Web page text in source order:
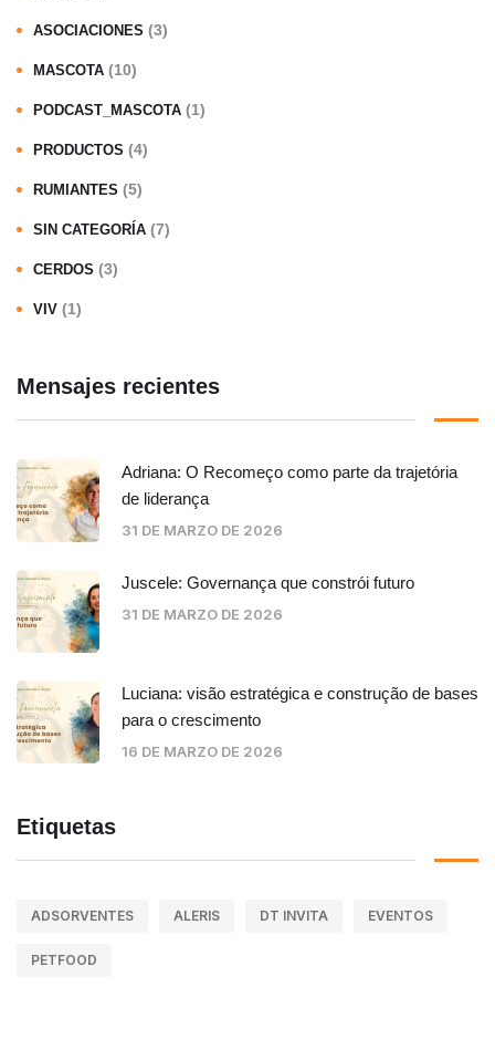
ASOCIACIONES (3)
MASCOTA (10)
PODCAST_MASCOTA (1)
PRODUCTOS (4)
RUMIANTES (5)
SIN CATEGORÍA (7)
CERDOS (3)
VIV (1)
Mensajes recientes
Adriana: O Recomeço como parte da trajetória
de liderança
31 DE MARZO DE 2026
Juscele: Governança que constrói futuro
31 DE MARZO DE 2026
Luciana: visão estratégica e construção de bases
para o crescimento
16 DE MARZO DE 2026
Etiquetas
ADSORVENTES ALERIS DT INVITA EVENTOS
PETFOOD